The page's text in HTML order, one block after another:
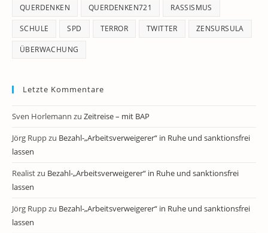
QUERDENKEN QUERDENKEN721 RASSISMUS
SCHULE SPD TERROR TWITTER ZENSURSULA
ÜBERWACHUNG
Letzte Kommentare
Sven Horlemann zu Zeitreise – mit BAP
Jörg Ruppzu Bezahl-„Arbeitsverweigerer“ in Ruhe und sanktionsfrei
lassen
Realistzu Bezahl-„Arbeitsverweigerer“ in Ruhe und sanktionsfrei
lassen
Jörg Ruppzu Bezahl-„Arbeitsverweigerer“ in Ruhe und sanktionsfrei
lassen